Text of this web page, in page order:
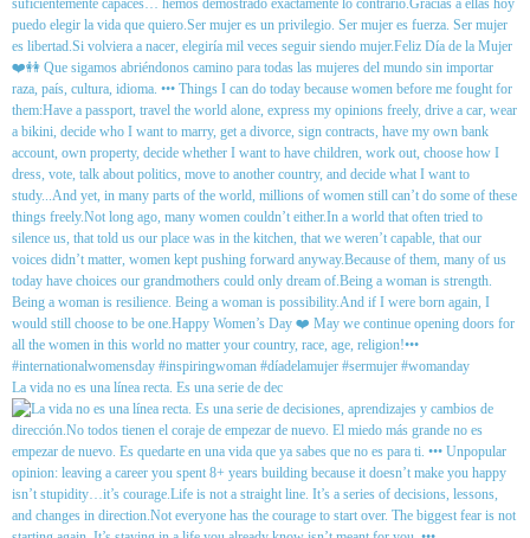
La vida no es una línea recta. Es una serie de dec